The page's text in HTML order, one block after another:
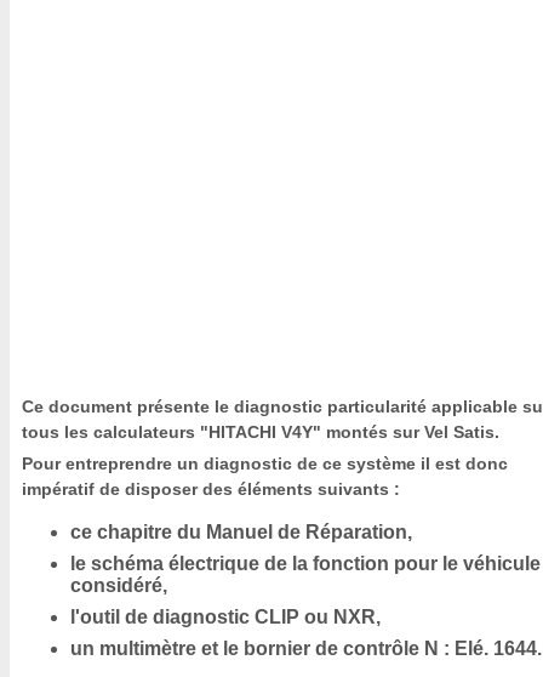
Ce document présente le diagnostic particularité applicable
tous les calculateurs "HITACHI V4Y" montés sur Vel Satis.
Pour entreprendre un diagnostic de ce système il est donc
impératif de disposer des éléments suivants :
ce chapitre du Manuel de Réparation,
le schéma électrique de la fonction pour le véhicule
considéré,
l'outil de diagnostic CLIP ou NXR,
un multimètre et le bornier de contrôle N : Elé. 1644.